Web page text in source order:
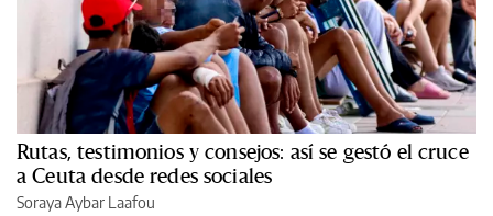
Rutas, testimonios y consejos: así se gestó el cruce
a Ceuta desde redes sociales
Soraya Aybar Laafou